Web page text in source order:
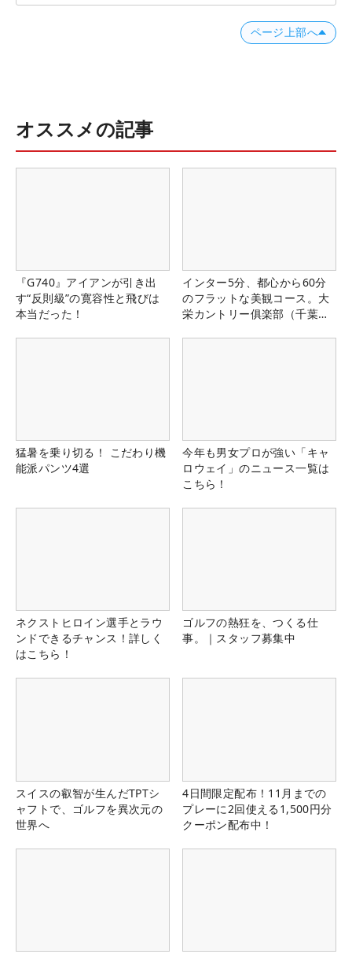
ページ上部へ
オススメの記事
『G740』アイアンが引き出
す“反則級”の寛容性と飛びは
本当だった！
インター5分、都心から60分
のフラットな美観コース。大
栄カントリー俱楽部（千葉
猛暑を乗り切る！ こだわり機
能派パンツ4選
今年も男女プロが強い「キャ
ロウェイ」のニュース一覧は
こちら！
ネクストヒロイン選手とラウ
ンドできるチャンス！詳しく
はこちら！
ゴルフの熱狂を、つくる仕
事。｜スタッフ募集中
スイスの叡智が生んだTPTシ
ャフトで、ゴルフを異次元の
世界へ
4日間限定配布！11月までの
プレーに2回使える1,500円分
クーポン配布中！